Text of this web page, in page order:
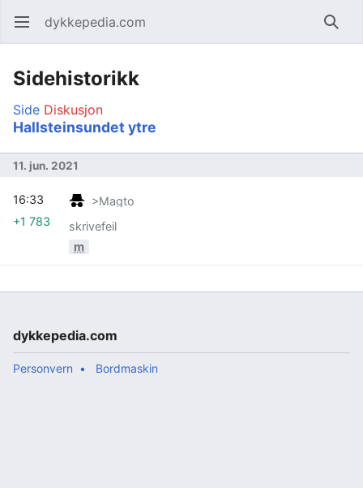
Åpne hovedmenyen dykkepedia.com Søk
Sidehistorikk
Side Diskusjon
Hallsteinsundet ytre
11. jun. 2021
>Magto
skrivefeil
m
16:33
+1 783
dykkepedia.com
Personvern Bordmaskin